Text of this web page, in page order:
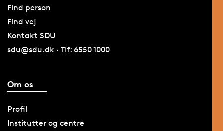
Find person
Find vej
Kontakt SDU
sdu@sdu.dk · Tlf: 6550 1000
Om os
Profil
Institutter og centre